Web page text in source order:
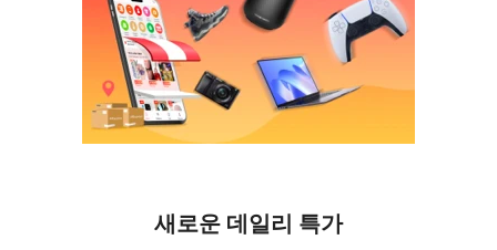
새로운 데일리 특가